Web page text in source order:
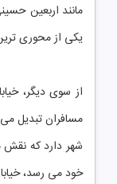
مانند اربعین
یکی از محوری
از سوی دیگر،
مسافران تبدیل
شهر دارد که نقش
خود می رسد،